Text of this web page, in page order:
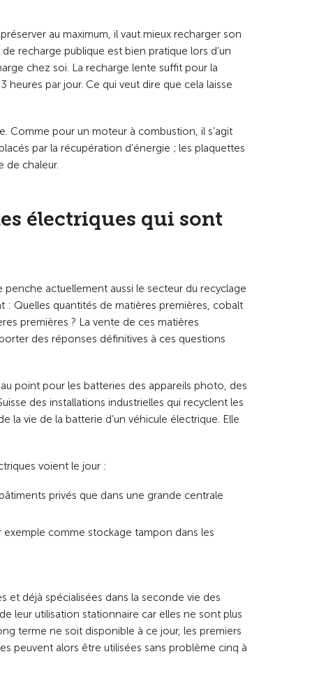
au maximum, il vaut mieux recharger son
recharge publique est bien pratique lors d’un
chez soi. La recharge lente suffit pour la
par jour. Ce qui veut dire que cela laisse
Comme pour un moteur à combustion, il s’agit
par la récupération d’énergie ; les plaquettes
de chaleur.
électriques qui sont
actuellement aussi le secteur du recyclage
: Quelles quantités de matières premières, cobalt
premières ? La vente de ces matières
des réponses définitives à ces questions
point pour les batteries des appareils photo, des
des installations industrielles qui recyclent les
vie de la batterie d’un véhicule électrique. Elle
voient le jour :
privés que dans une grande centrale
comme stockage tampon dans les
et déjà spécialisées dans la seconde vie des
leur utilisation stationnaire car elles ne sont plus
terme ne soit disponible à ce jour, les premiers
peuvent alors être utilisées sans problème cinq à